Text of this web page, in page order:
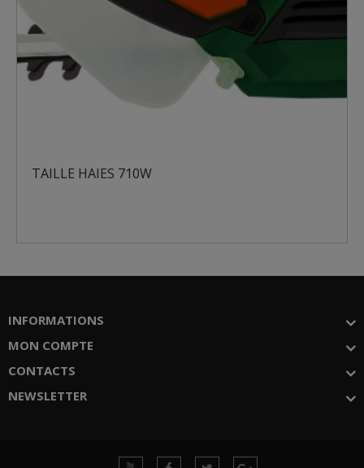
TAILLE HAIES 710W
INFORMATIONS
MON COMPTE
CONTACTS
NEWSLETTER